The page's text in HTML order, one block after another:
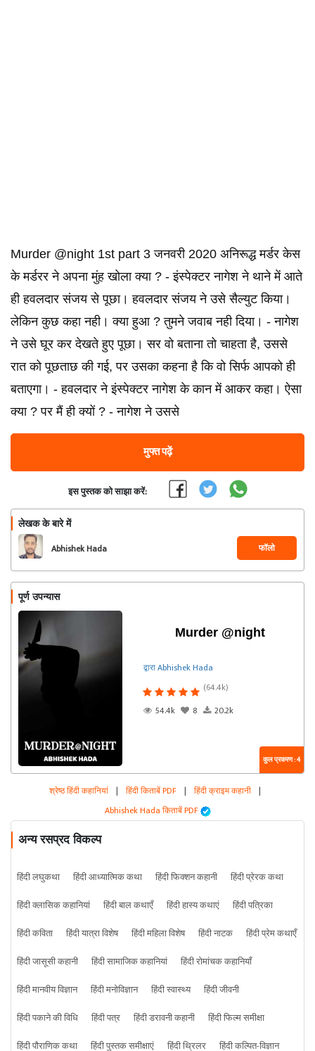
Murder @night 1st part 3 जनवरी 2020 अनिरूद्ध मर्डर केस
के मर्डरर ने अपना मुंह खोला क्या ? - इंस्पेक्टर नागेश ने थाने में आते
ही हवलदार संजय से पूछा। हवलदार संजय ने उसे सैल्युट किया।
लेकिन कुछ कहा नही। क्या हुआ ? तुमने जवाब नही दिया। - नागेश
ने उसे घूर कर देखते हुए पूछा। सर वो बताना तो चाहता है, उससे
रात को पूछताछ की गई, पर उसका कहना है कि वो सिर्फ आपको ही
बताएगा। - हवलदार ने इंस्पेक्टर नागेश के कान में आकर कहा। ऐसा
क्या ? पर मैं ही क्यों ? - नागेश ने उससे
मुफ्त पढ़ें
इस पुस्तक को साझा करें:
लेखक के बारे में
Abhishek Hada फॉलो
पूर्ण उपन्यास
Murder @night
द्वारा Abhishek Hada
(64.4k)
54.4k
8 20.2k
कुल प्रकरण : 4
श्रेष्ठ हिंदी कहानियां | हिंदी किताबें PDF | हिंदी क्राइम कहानी |
Abhishek Hada किताबें PDF
अन्य रसप्रद विकल्प
हिंदी लघुकथा हिंदी आध्यात्मिक कथा हिंदी फिक्शन कहानी
हिंदी प्रेरक कथा
हिंदी क्लासिक कहानियां
हिंदी बाल कथाएँ हिंदी हास्य कथाएं
हिंदी पत्रिका
हिंदी कविता
हिंदी यात्रा विशेष हिंदी महिला विशेष हिंदी नाटक
हिंदी प्रेम कथाएँ
हिंदी जासूसी कहानी
हिंदी सामाजिक कहानियां
हिंदी रोमांचक कहानियाँ
हिंदी मानवीय विज्ञान
हिंदी मनोविज्ञान हिंदी स्वास्थ्य
हिंदी जीवनी
हिंदी पकाने की विधि
हिंदी पत्र हिंदी डरावनी कहानी
हिंदी फिल्म समीक्षा
हिंदी पौराणिक कथा
हिंदी पुस्तक समीक्षाएं हिंदी थ्रिलर हिंदी कल्पित-विज्ञान